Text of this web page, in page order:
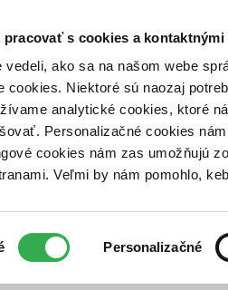
pracovať s cookies a
vedeli, ako sa na našom webe
cookies. Niektoré sú naozaj
analytické cookies, ktoré
Personalizačné cookies
cookies nám zas umožňujú
Veľmi by nám pomohlo,
Personalizačné
Kontakt